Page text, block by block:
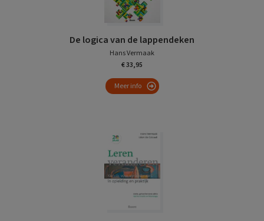
De logica van de lappendeken
Hans Vermaak
€ 33,95
Meer info